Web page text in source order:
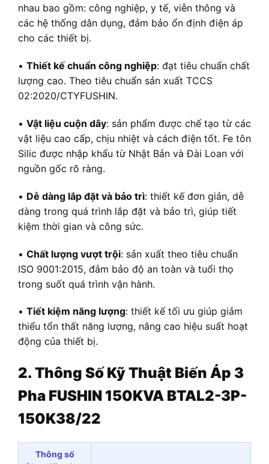
nhau bao gồm: công nghiệp, y tế, viễn thông và
các hệ thống dân dụng, đảm bảo ổn định điện áp
cho các thiết bị.
• Thiết kế chuẩn công nghiệp: đạt tiêu chuẩn chất
lượng cao. Theo tiêu chuẩn sản xuất TCCS
02:2020/CTYFUSHIN.
• Vật liệu cuộn dây: sản phẩm được chế tạo từ các
vật liệu cao cấp, chịu nhiệt và cách điện tốt. Fe tôn
Silic được nhập khẩu từ Nhật Bản và Đài Loan với
nguồn gốc rõ ràng.
• Dễ dàng lắp đặt và bảo trì: thiết kế đơn giản, dễ
dàng trong quá trình lắp đặt và bảo trì, giúp tiết
kiệm thời gian và công sức.
• Chất lượng vượt trội: sản xuất theo tiêu chuẩn
ISO 9001:2015, đảm bảo độ an toàn và tuổi thọ
trong suốt quá trình vận hành.
• Tiết kiệm năng lượng: thiết kế tối ưu giúp giảm
thiểu tổn thất năng lượng, nâng cao hiệu suất hoạt
động của thiết bị.
2. Thông Số Kỹ Thuật Biến Áp 3
Pha FUSHIN 150KVA BTAL2-3P-
150K38/22
Thông số